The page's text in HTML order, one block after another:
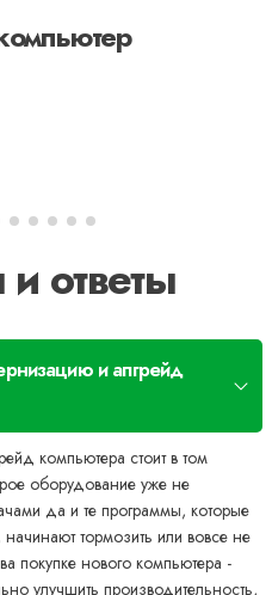
ответы
и апгрейд
компьютера стоит в том
оборудование уже не
да и те программы, которые
тормозить или вовсе не
покупке нового компьютера -
улучшить производительность,